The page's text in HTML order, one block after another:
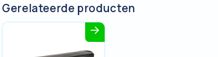
Gerelateerde producten